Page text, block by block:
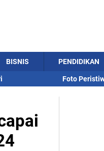
BISNIS PENDIDIKAN
Foto